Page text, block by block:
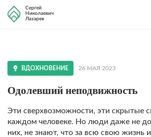
Сергей
Николаевич
Лазарев
ВДОХНОВЕНИЕ 26 МАЯ 2023
Одолевший неподвижность
Эти сверхвозможности, эти скрытые
каждом человеке. Но люди даже не
них, не знают, что за всю свою жизнь